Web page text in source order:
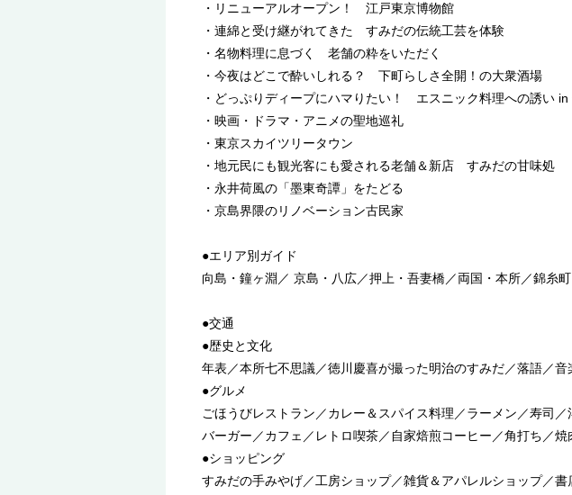
・リニューアルオープン！ 江戸東京博物館
・連綿と受け継がれてきた すみだの伝統工芸を体験
・名物料理に息づく 老舗の粋をいただく
・今夜はどこで酔いしれる？ 下町らしさ全開！の大衆酒場
・どっぷりディープにハマりたい！ エスニック料理への誘い in
・映画・ドラマ・アニメの聖地巡礼
・東京スカイツリータウン
・地元民にも観光客にも愛される老舗＆新店 すみだの甘味処
・永井荷風の「墨東奇譚」をたどる
・京島界隈のリノベーション古民家
●エリア別ガイド
向島・鐘ヶ淵／ 京島・八広／押上・吾妻橋／両国・本所／錦糸町
●交通
●歴史と文化
年表／本所七不思議／徳川慶喜が撮った明治のすみだ／落語／
●グルメ
ごほうびレストラン／カレー＆スパイス料理／ラーメン／寿司
バーガー／カフェ／レトロ喫茶／自家焙煎コーヒー／角打ち／
●ショッピング
すみだの手みやげ／工房ショップ／雑貨＆アパレルショップ／